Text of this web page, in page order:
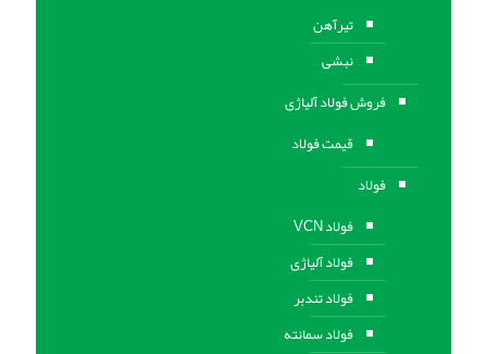
تیرآهن
نبشی
فروش فولاد آلیاژی
قیمت فولاد
فولاد
فولاد VCN
فولاد آلیاژی
فولاد تندبر
فولاد سمانته